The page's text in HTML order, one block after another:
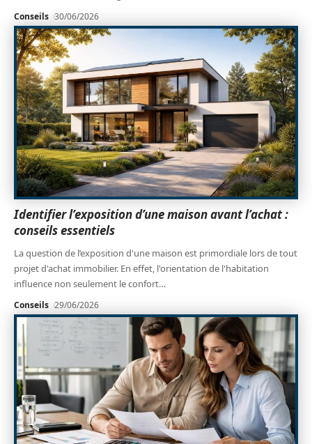
Conseils 30/06/2026
Identifier l’exposition d’une maison avant l’achat :
conseils essentiels
La question de l’exposition d'une maison est primordiale lors de tout
projet d'achat immobilier. En effet, l'orientation de l'habitation
influence non seulement le confort…
Conseils 29/06/2026